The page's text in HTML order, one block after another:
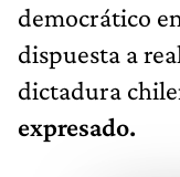
democrático
dispuesta a
dictadura
expresado.